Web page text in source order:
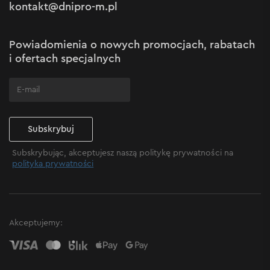
Uchwyt typu ¼ HEX zapewnia pewne mocowanie
narzędzi i umożliwia szybkie ich wymienianie,
Wykonany z wysokiej jakości stopu aluminium
zapewnia efektywne odprowadzanie ciepła i
wykonana z wysokiej wytrzymałości plastiku,
Ustawienia plików cookie
kontakt@dnipro-m.pl
Powiadomienia o nowych promocjach, rabatach
i ofertach specjalnych
Subskrybuj
Subskrybując, akceptujesz naszą politykę prywatności na
polityka prywatności
Akceptujemy: